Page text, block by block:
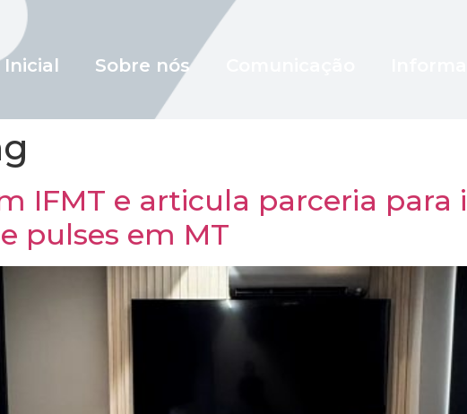
Inicial Sobre nós
IFMT e articula parceria
pulses em MT